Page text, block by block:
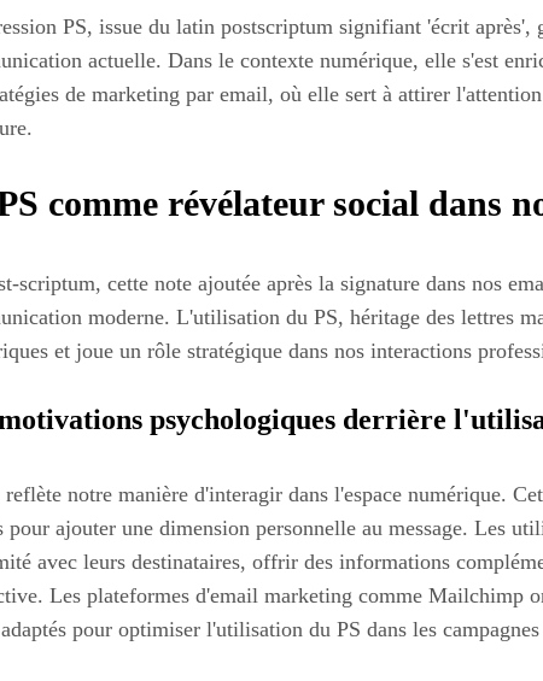
PS, issue du latin postscriptum signifiant 'écrit après',
actuelle. Dans le contexte numérique, elle s'est
de marketing par email, où elle sert à attirer
comme révélateur social dans
scriptum, cette note ajoutée après la signature dans nos
moderne. L'utilisation du PS, héritage des lettres
et joue un rôle stratégique dans nos interactions
psychologiques derrière
reflète notre manière d'interagir dans l'espace numérique.
pour ajouter une dimension personnelle au message. Les
avec leurs destinataires, offrir des informations
Les plateformes d'email marketing comme Mailchimp
pour optimiser l'utilisation du PS dans les